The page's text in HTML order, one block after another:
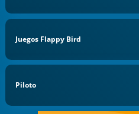
Juegos Flappy Bird
Piloto